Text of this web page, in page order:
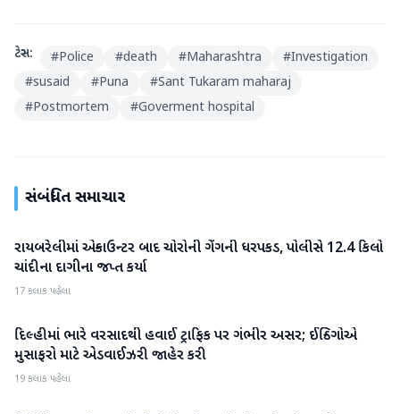
ટેગ્સ: #Police #death #Maharashtra #Investigation
#susaid #Puna #Sant Tukaram maharaj
#Postmortem #Goverment hospital
સંબંધિત સમાચાર
રાષ્ટ્રીય
રાયબરેલીમાં એન્કાઉન્ટર બાદ ચોરોની ગેંગની ધરપકડ, પોલીસે 12.4 કિલો
ચાંદીના દાગીના જપ્ત કર્યા
17 કલાક પહેલા
રાષ્ટ્રીય
દિલ્હીમાં ભારે વરસાદથી હવાઈ ટ્રાફિક પર ગંભીર અસર; ઈન્ડિગોએ
મુસાફરો માટે એડવાઈઝરી જાહેર કરી
19 કલાક પહેલા